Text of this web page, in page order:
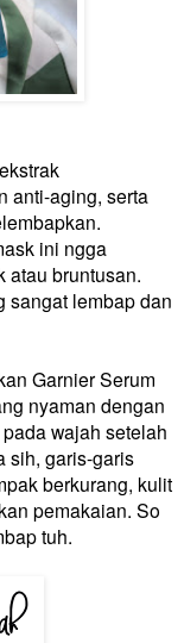
anti-aging, serta
ini ngga
atau bruntusan.
sangat lembap dan
Garnier Serum
nyaman dengan
wajah setelah
sih, garis-garis
berkurang, kulit
pemakaian. So
tuh.